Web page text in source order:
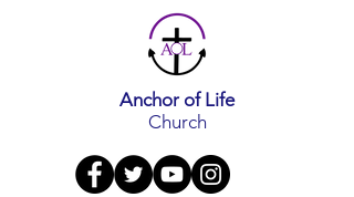
Anchor of Life
Church